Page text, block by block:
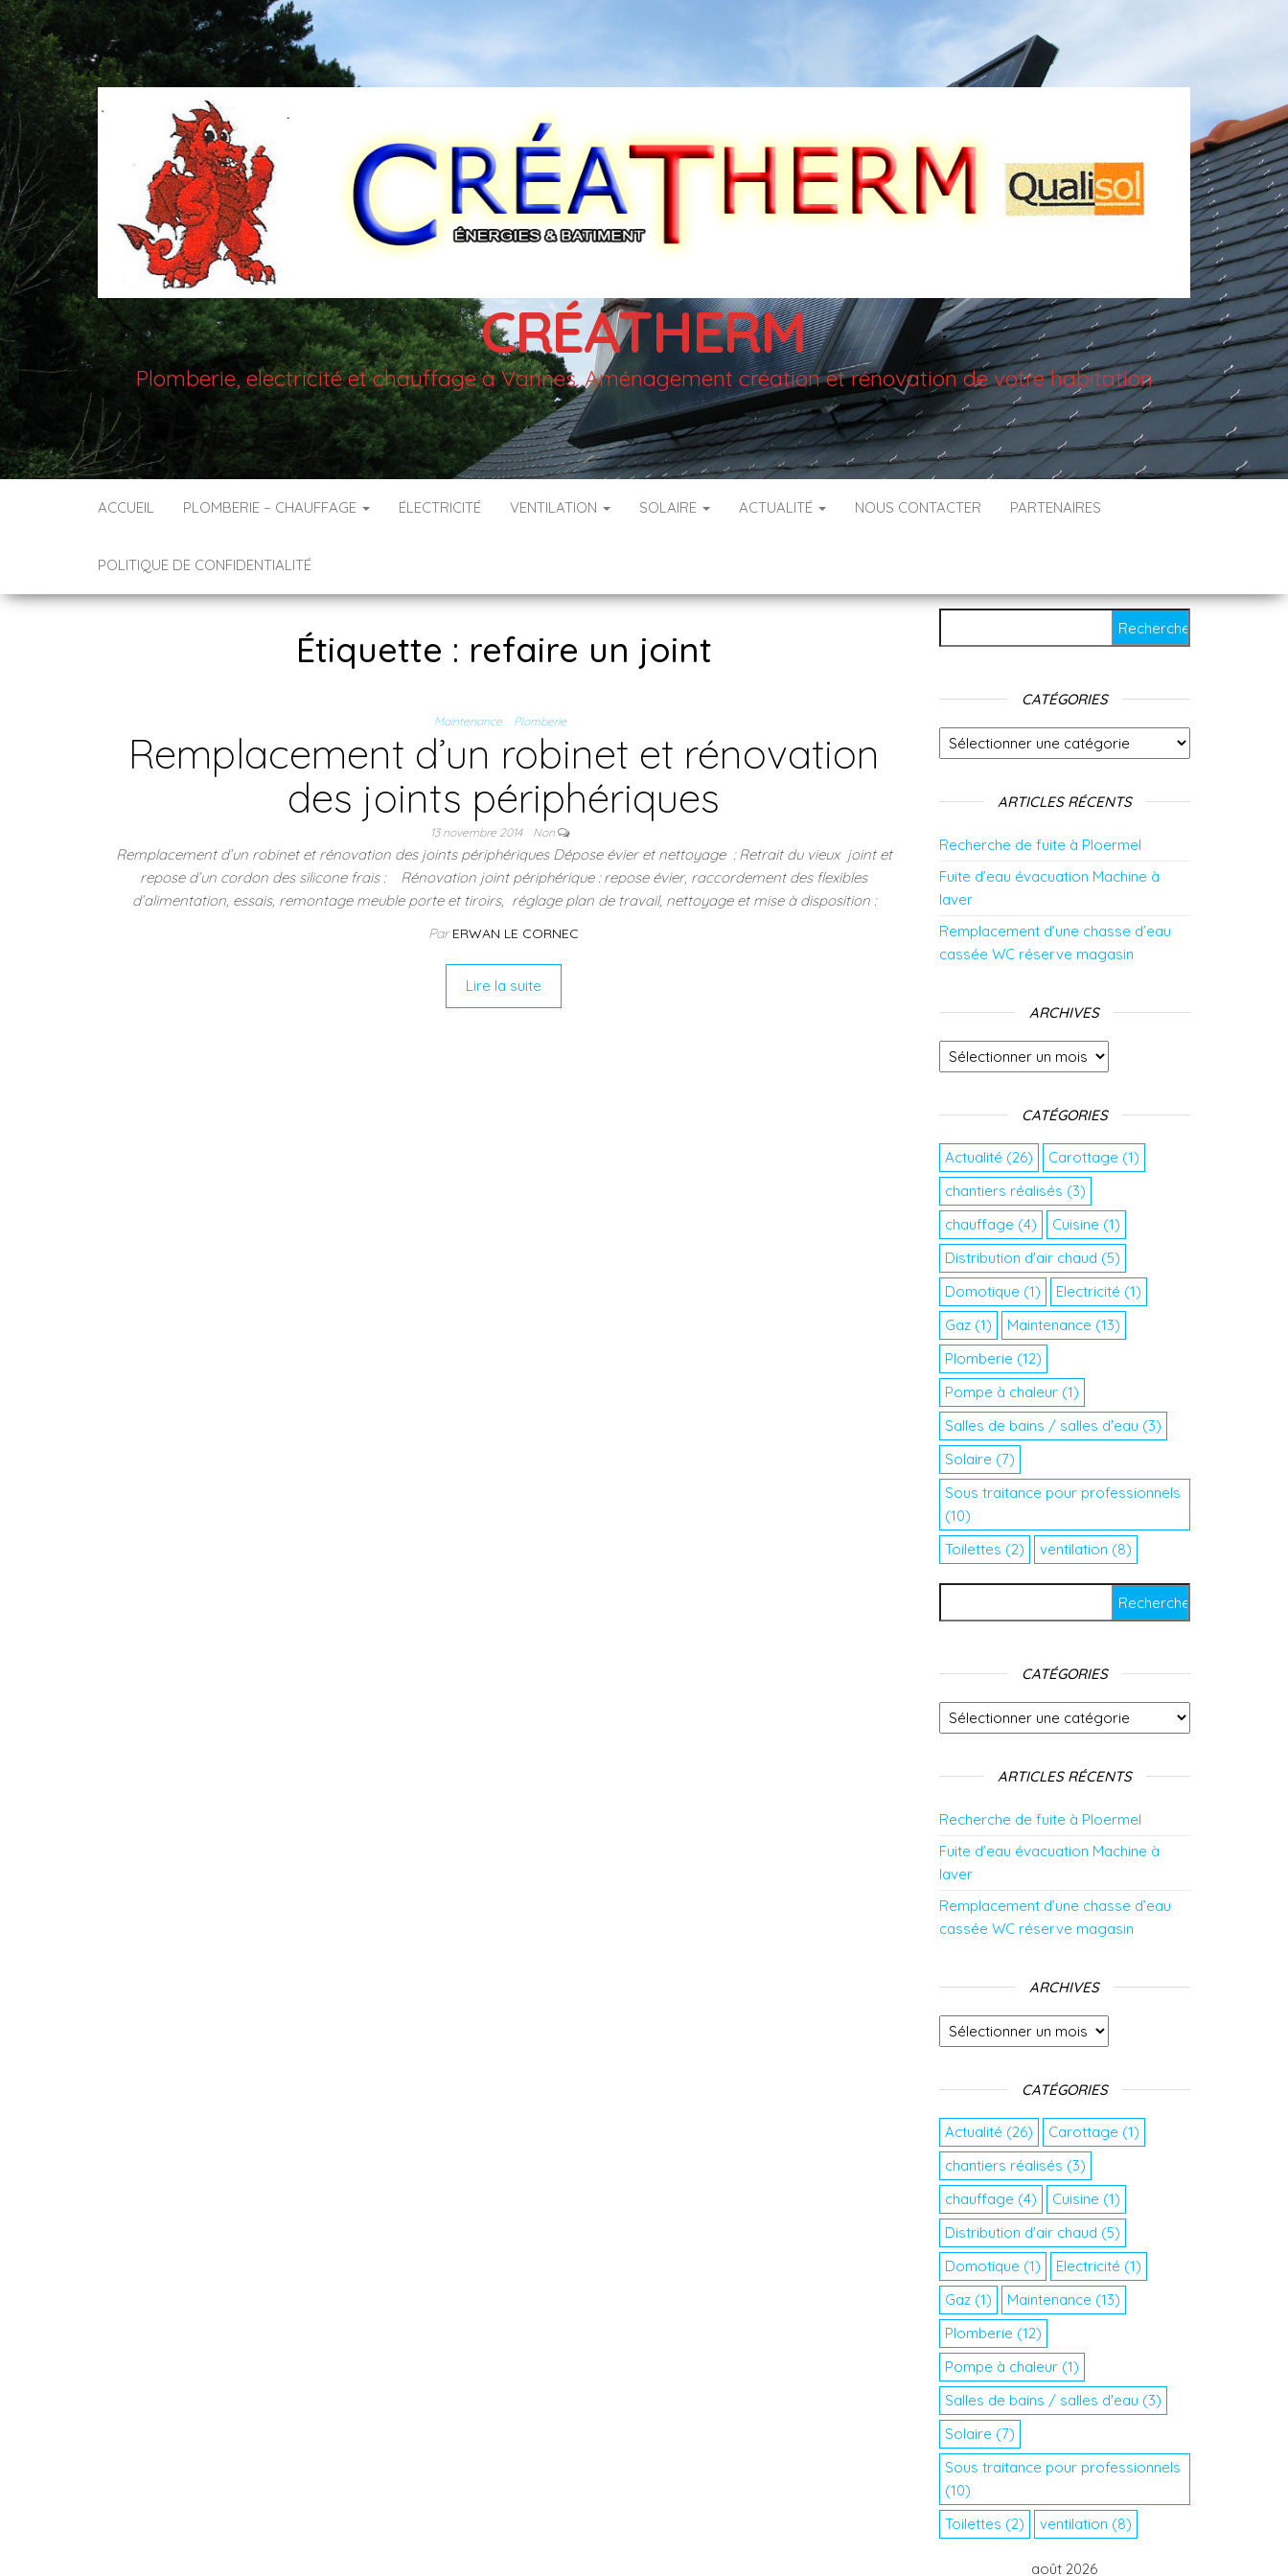
CRÉATHERM
Plomberie, electricité et chauffage à Vannes. Aménagement création et rénovation de votre habitation
ACCUEIL PLOMBERIE – CHAUFFAGE ÉLECTRICITÉ VENTILATION SOLAIRE ACTUALITÉ NOUS CONTACTER PARTENAIRES
POLITIQUE DE CONFIDENTIALITÉ
Étiquette : refaire un joint
Maintenance Plomberie
Remplacement d’un robinet et rénovation
des joints périphériques
13 novembre 2014 Non
Remplacement d’un robinet et rénovation des joints périphériques Dépose évier et nettoyage : Retrait du vieux joint et
repose d’un cordon des silicone frais : Rénovation joint périphérique : repose évier, raccordement des flexibles
d’alimentation, essais, remontage meuble porte et tiroirs, réglage plan de travail, nettoyage et mise à disposition :
ParERWAN LE CORNEC
Lire la suite
CATÉGORIES
Catégories
ARTICLES RÉCENTS
Recherche de fuite à Ploermel
Fuite d’eau évacuation Machine à
laver
Remplacement d’une chasse d’eau
cassée WC réserve magasin
ARCHIVES
Archives
CATÉGORIES
Actualité (26) Carottage (1)
chantiers réalisés (3)
chauffage (4) Cuisine (1)
Distribution d'air chaud (5)
Domotique (1) Electricité (1)
Gaz(1) Maintenance (13)
Plomberie (12)
Pompe à chaleur(1)
Salles de bains / salles d'eau (3)
Solaire (7)
Sous traitance pour professionnels
(10)
Toilettes (2) ventilation (8)
CATÉGORIES
Catégories
ARTICLES RÉCENTS
Recherche de fuite à Ploermel
Fuite d’eau évacuation Machine à
laver
Remplacement d’une chasse d’eau
cassée WC réserve magasin
ARCHIVES
Archives
CATÉGORIES
Actualité (26) Carottage (1)
chantiers réalisés (3)
chauffage (4) Cuisine (1)
Distribution d'air chaud (5)
Domotique (1) Electricité (1)
Gaz(1) Maintenance (13)
Plomberie (12)
Pompe à chaleur(1)
Salles de bains / salles d'eau (3)
Solaire (7)
Sous traitance pour professionnels
(10)
Toilettes (2) ventilation (8)
août 2026